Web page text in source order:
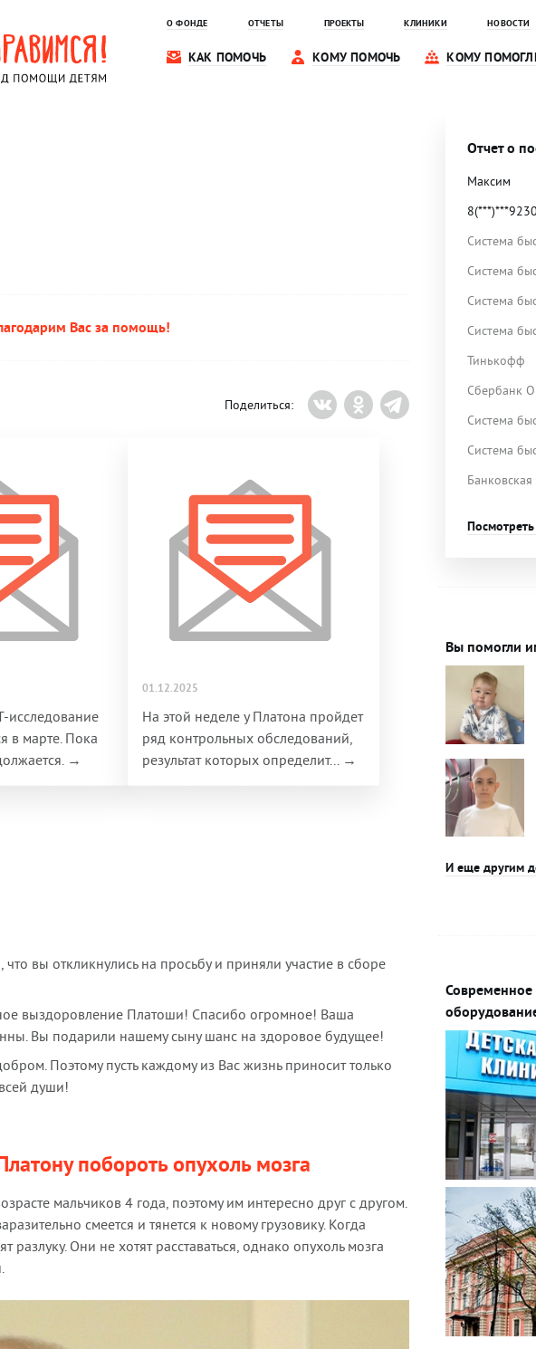
О ФОНДЕ ОТЧЕТЫ ПРОЕКТЫ КЛИНИКИ НОВОСТИ
КАК ПОМОЧЬ КОМУ ПОМОЧЬ КОМУ
Вас за помощь!
Поделиться:
исследование
в марте. Пока
→
01.12.2025
На этой неделе у Платона пройдет
ряд контрольных обследований,
результат которых определит... →
вы откликнулись на просьбу и приняли участие в сборе
выздоровление Платоши! Спасибо огромное! Ваша
Вы подарили нашему сыну шанс на здоровое будущее!
Поэтому пусть каждому из Вас жизнь приносит только
души!
побороть опухоль мозга
мальчиков 4 года, поэтому им интересно друг с другом.
смеется и тянется к новому грузовику. Когда
Они не хотят расставаться, однако опухоль мозга
Отчет о
Максим
8(***)***9230
Тинькофф
Сбербанк
Банковская
Вы помогли
И еще другим